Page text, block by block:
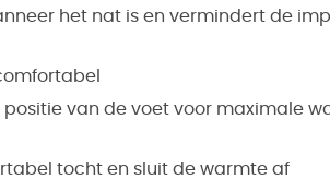
het nat is en vermindert de
van de voet voor maximale
tocht en sluit de warmte af